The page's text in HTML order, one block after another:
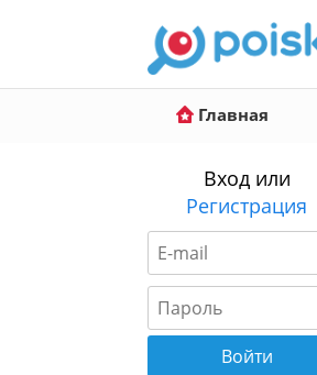
Главная
Вход или
Регистрация